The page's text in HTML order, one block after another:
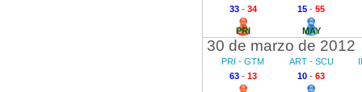
33- 34
PRI
15 - 55
MAY
30 de marzo de 2012
PRI - GTM
63- 13
ART - SCU
10 - 63